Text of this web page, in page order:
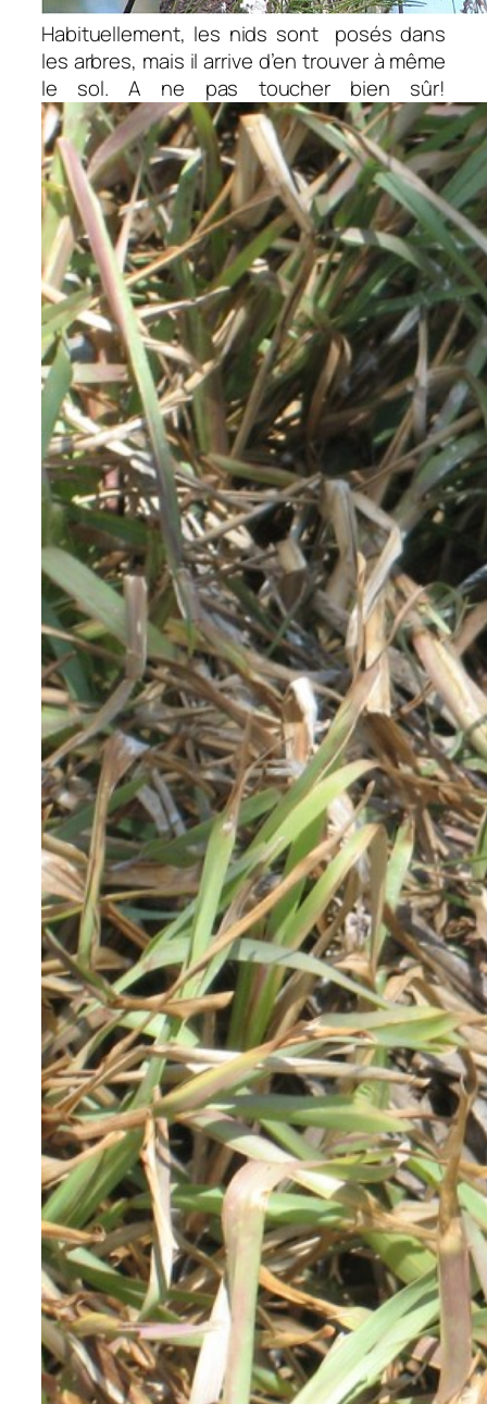
Habituellement, les nids sont posés dans
les arbres, mais il arrive d’en trouver à même
le sol. A ne pas toucher bien sûr!